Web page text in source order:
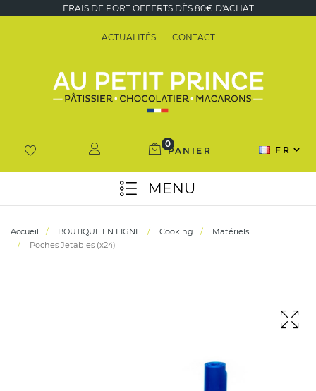
FRAIS DE PORT OFFERTS DÈS 80€ D'ACHAT
ACTUALITÉS CONTACT
PANIER
0
FR
MENU
Accueil BOUTIQUE EN LIGNE Cooking
Matériels
Poches Jetables (x24)